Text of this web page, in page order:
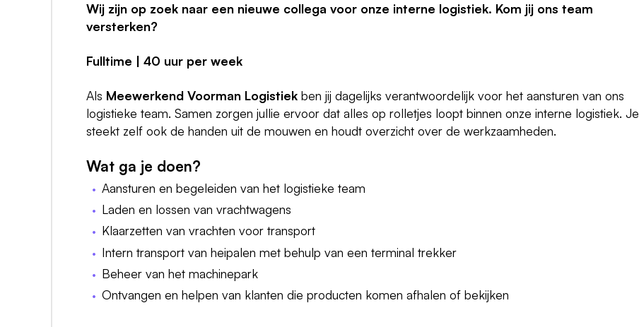
Wij zijn op zoek naar een nieuwe collega voor onze interne logistiek. Kom jij ons team
versterken?
Fulltime | 40 uur per week
Als Meewerkend Voorman Logistiek ben jij dagelijks verantwoordelijk voor het aansturen van ons
logistieke team. Samen zorgen jullie ervoor dat alles op rolletjes loopt binnen onze interne logistiek. Je
steekt zelf ook de handen uit de mouwen en houdt overzicht over de werkzaamheden.
Wat ga je doen?
Aansturen en begeleiden van het logistieke team
Laden en lossen van vrachtwagens
Klaarzetten van vrachten voor transport
Intern transport van heipalen met behulp van een terminal trekker
Beheer van het machinepark
Ontvangen en helpen van klanten die producten komen afhalen of bekijken